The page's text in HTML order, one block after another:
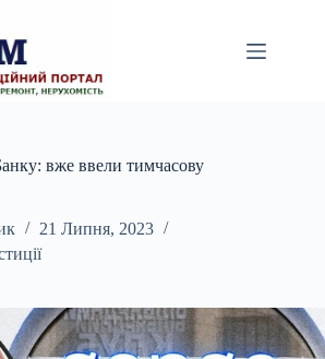
вже ввели тимчасову
21 Липня, 2023